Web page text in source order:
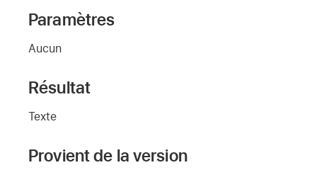
Paramètres
Aucun
Résultat
Texte
Provient de la version